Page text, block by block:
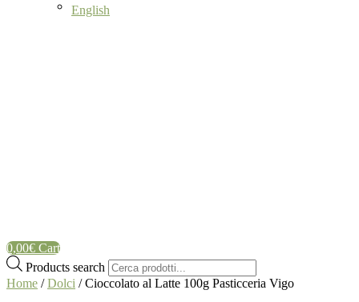
English
0,00€ Cart
Products search
Home /Dolci / Cioccolato al Latte 100g Pasticceria Vigo